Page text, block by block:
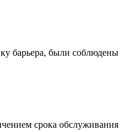
барьера, были соблюдены
срока обслуживания